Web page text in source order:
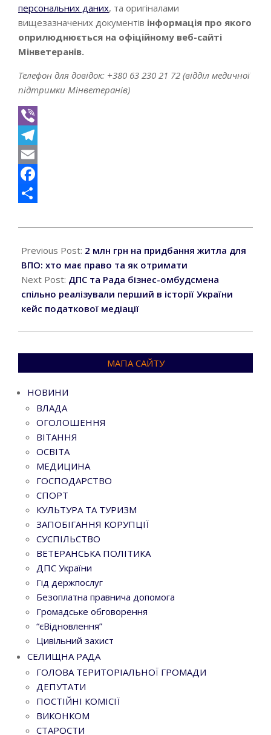
персональних даних, та оригіналами
вищезазначених документів інформація про якого
оприлюднюється на офіційному веб-сайті
Мінветеранів.
Телефон для довідок: +380 63 230 21 72 (відділ медичної
підтримки Мінветеранів)
Viber
Telegram
Email
Facebook
01-
30
Previous Post: 2 млн грн на придбання житла для
ВПО: хто має право та як отримати
Next Post: ДПС та Рада бізнес-омбудсмена
спільно реалізували перший в історії України
кейс податкової медіації
МАПА САЙТУ
НОВИНИ
ВЛАДА
ОГОЛОШЕННЯ
ВІТАННЯ
ОСВІТА
МЕДИЦИНА
ГОСПОДАРСТВО
СПОРТ
КУЛЬТУРА ТА ТУРИЗМ
ЗАПОБІГАННЯ КОРУПЦІЇ
СУСПІЛЬСТВО
ВЕТЕРАНСЬКА ПОЛІТИКА
ДПС України
Гід держпослуг
Безоплатна правнича допомога
Громадське обговорення
“єВідновлення”
Цивільний захист
СЕЛИЩНА РАДА
ГОЛОВА ТЕРИТОРІАЛЬНОЇ ГРОМАДИ
ДЕПУТАТИ
ПОСТІЙНІ КОМІСІЇ
ВИКОНКОМ
СТАРОСТИ